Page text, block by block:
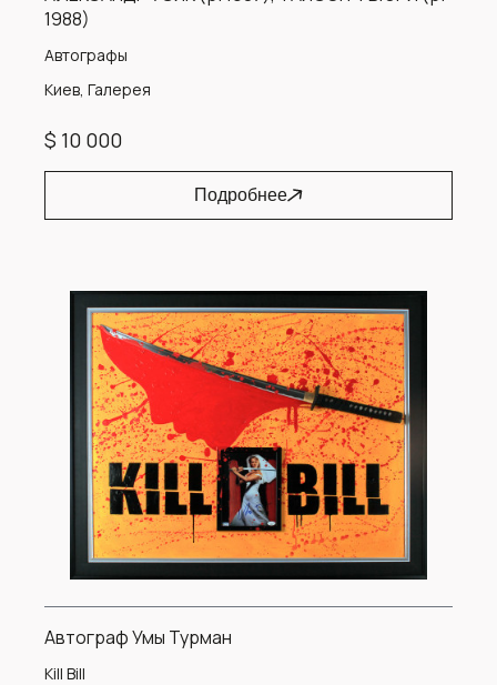
1988)
Автографы
Киев, Галерея
$ 10 000
Подробнее
Автограф Умы Турман
Kill Bill